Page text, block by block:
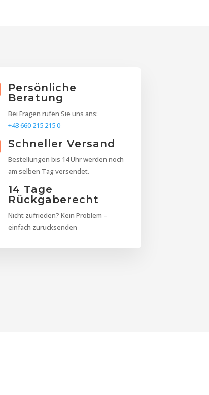
Persönliche
Beratung
Bei Fragen rufen Sie uns ans:
+43 660 215 215 0
Schneller Versand
Bestellungen bis 14 Uhr werden noch
am selben Tag versendet.
14 Tage
Rückgaberecht
Nicht zufrieden? Kein Problem –
einfach zurücksenden